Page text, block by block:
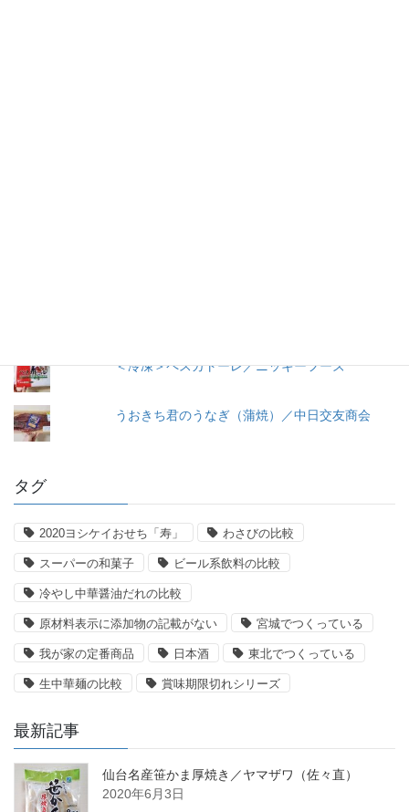
＜冷凍＞ペスカトーレ／ニッキーフーズ
うおきち君のうなぎ（蒲焼）／中日交友商会
タグ
2020ヨシケイおせち「寿」 わさびの比較
スーパーの和菓子 ビール系飲料の比較
冷やし中華醤油だれの比較
原材料表示に添加物の記載がない 宮城でつくっている
我が家の定番商品 日本酒 東北でつくっている
生中華麺の比較 賞味期限切れシリーズ
最新記事
仙台名産笹かま厚焼き／ヤマザワ（佐々直）
2020年6月3日